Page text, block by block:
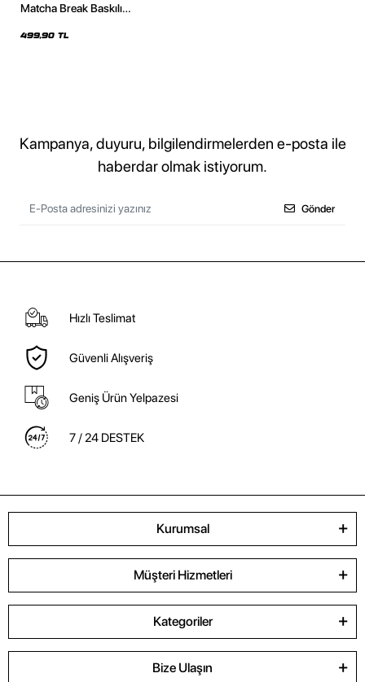
Matcha Break Baskılı
Siyah Sweatshirt
499,90 TL
Kampanya, duyuru, bilgilendirmelerden e-posta ile
haberdar olmak istiyorum.
Gönder
Hızlı Teslimat
Güvenli Alışveriş
Geniş Ürün Yelpazesi
7 / 24 DESTEK
Kurumsal
Müşteri Hizmetleri
Kategoriler
Bize Ulaşın